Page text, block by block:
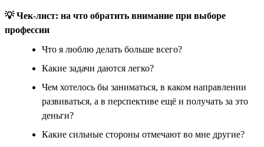
💡 Чек-лист: на что обратить внимание при выборе
профессии
Что я люблю делать больше всего?
Какие задачи даются легко?
Чем хотелось бы заниматься, в каком направлении
развиваться, а в перспективе ещё и получать за это
деньги?
Какие сильные стороны отмечают во мне другие?